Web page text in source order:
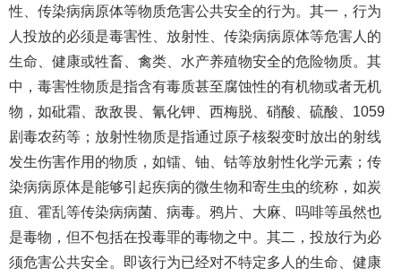
性、传染病病原体等物质危害公共安全的行为。其一，行为
人投放的必须是毒害性、放射性、传染病病原体等危害人的
生命、健康或牲畜、禽类、水产养殖物安全的危险物质。其
中，毒害性物质是指含有毒质甚至腐蚀性的有机物或者无机
物，如砒霜、敌敌畏、氰化钾、西梅脱、硝酸、硫酸、1059
剧毒农药等；放射性物质是指通过原子核裂变时放出的射线
发生伤害作用的物质，如镭、铀、钴等放射性化学元素；传
染病病原体是能够引起疾病的微生物和寄生虫的统称，如炭
疽、霍乱等传染病病菌、病毒。鸦片、大麻、吗啡等虽然也
是毒物，但不包括在投毒罪的毒物之中。其二，投放行为必
须危害公共安全。即该行为已经对不特定多人的生命、健康